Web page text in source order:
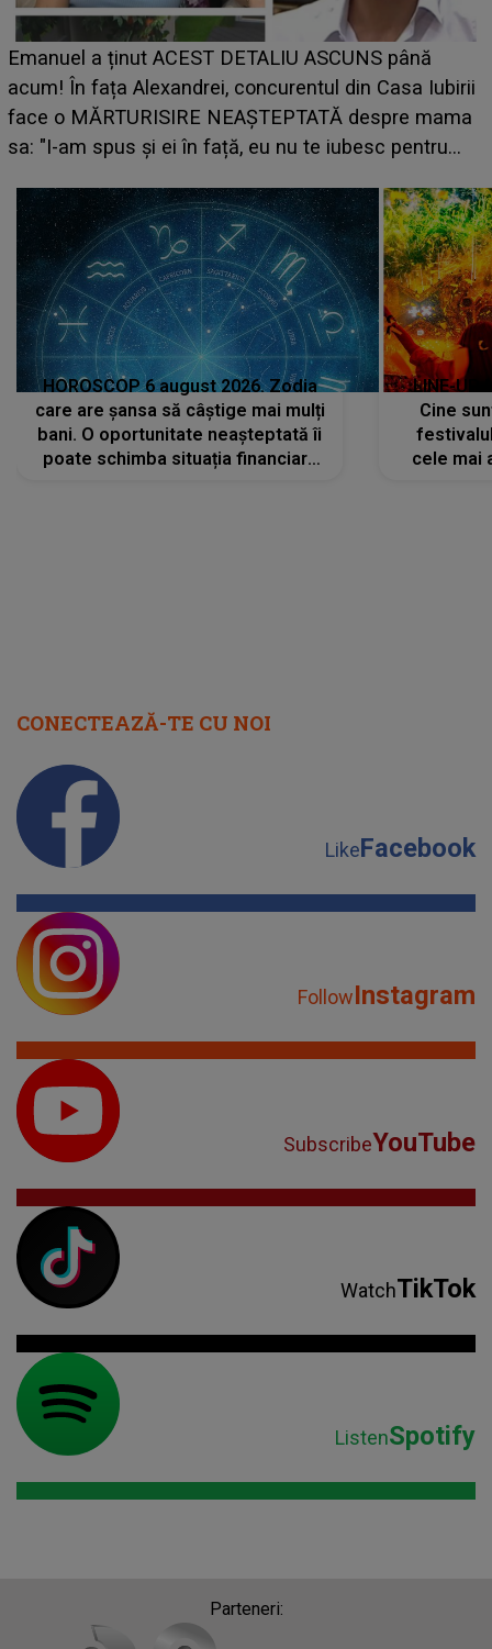
LINE-UP UNTOLD ONE, ziua 2. La ce oră urcă pe
scena principală a festivalului Zara Larsson? Artista
suedeză a ajuns deja în România și s-a filmat din
camera de hotel
HOROSCOP 6 august 2026. Zodia
care are șansa să câștige mai mulți
bani. O oportunitate neașteptată îi
poate schimba situația financiară
LINE-UP
Cine
cele mai
CONECTEAZĂ-TE CU NOI
LikeFacebook
FollowInstagram
SubscribeYouTube
WatchTikTok
ListenSpotify
Parteneri: